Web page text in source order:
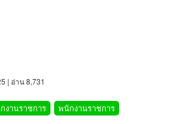
| อ่าน 8,731
งานราชการ
พนักงานราชการ